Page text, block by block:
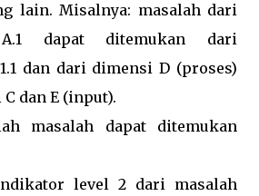
lain. Misalnya: masalah dari
dapat ditemukan dari
dan dari dimensi D (proses)
dan E (input).
masalah dapat ditemukan
level 2 dari masalah